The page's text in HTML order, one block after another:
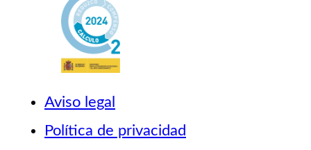
Aviso legal
Política de privacidad